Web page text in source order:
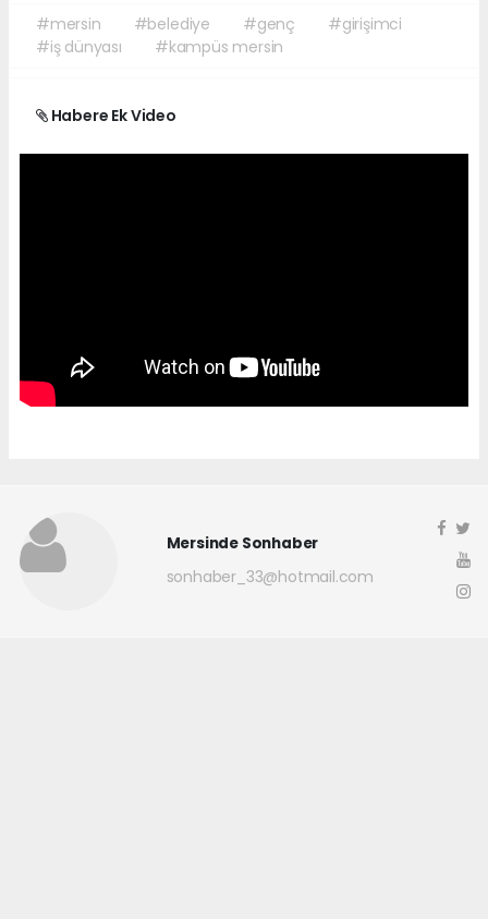
#mersin #belediye #genç
#girişimci
#iş dünyası
#kampüs mersin
Habere Ek Video
Mersinde Sonhaber
sonhaber_33@hotmail.com